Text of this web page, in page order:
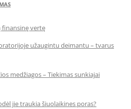
vertę
užaugintu deimantu – tvarus
medžiagos – Tiekimas sunkiajai
jie traukia šiuolaikines poras?